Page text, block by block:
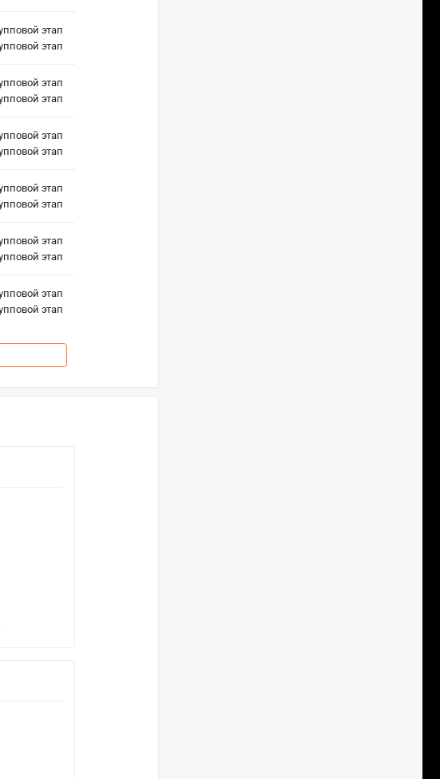
этап
этап
этап
этап
этап
этап
этап
этап
этап
этап
этап
этап